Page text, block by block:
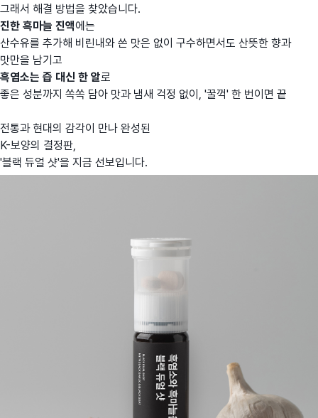
그래서 해결 방법을 찾았습니다.
진한 흑마늘 진액에는
산수유를 추가해 비린내와 쓴 맛은 없이 구수하면서도 산뜻한 향과
맛만을 남기고
흑염소는 즙 대신 한 알로
좋은 성분까지 쏙쏙 담아 맛과 냄새 걱정 없이, '꿀꺽' 한 번이면 끝
전통과 현대의 감각이 만나 완성된
K-보양의 결정판,
'블랙 듀얼 샷'을 지금 선보입니다.